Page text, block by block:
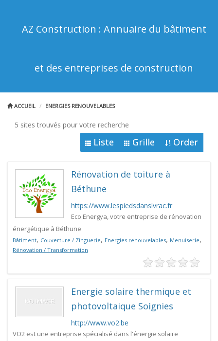
AZ Construction : Annuaire du bâtiment
et des entreprises de construction
ACCUEIL ENERGIES RENOUVELABLES
5 sites trouvés pour votre recherche
Liste Grille Order
Rénovation de toiture à
Béthune
https://www.lespiedsdanslvrac.fr
Eco Energya, votre entreprise de rénovation
énergétique à Béthune
Bâtiment, Couverture / Zinguerie, Energies renouvelables, Menuiserie,
Rénovation / Transformation
Energie solaire thermique et
photovoltaique Soignies
http://www.vo2.be
VO2 est une entreprise spécialisé dans l'énergie solaire